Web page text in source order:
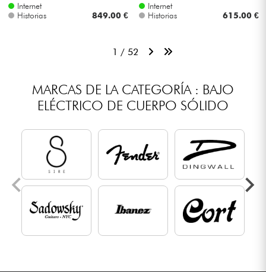
Internet
Historias
849.00 €
Internet
Historias
615.00 €
1 / 52
MARCAS DE LA CATEGORÍA : BAJO
ELÉCTRICO DE CUERPO SÓLIDO